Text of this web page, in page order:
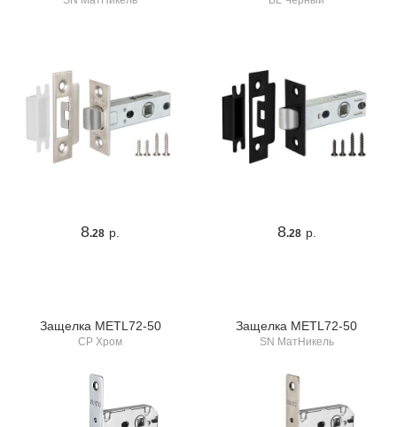
8.28 р. 8.28 р.
Защелка METL72-50
CP Хром
Защелка METL72-50
SN МатНикель